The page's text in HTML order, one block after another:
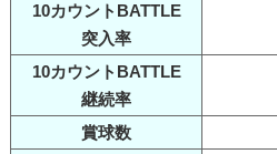
10カウントBATTLE
突入率
10カウントBATTLE
継続率
賞球数